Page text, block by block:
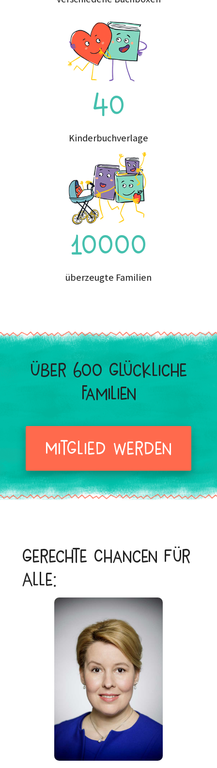
40
Kinderbuchverlage
10000
überzeugte Familien
Über 600 glückliche
Familien
Mitglied werden
Gerechte Chancen für
Alle: